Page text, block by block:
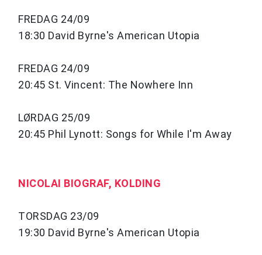
FREDAG 24/09
18:30 David Byrne's American Utopia
FREDAG 24/09
20:45 St. Vincent: The Nowhere Inn
LØRDAG 25/09
20:45 Phil Lynott: Songs for While I'm Away
NICOLAI BIOGRAF, KOLDING
TORSDAG 23/09
19:30 David Byrne's American Utopia